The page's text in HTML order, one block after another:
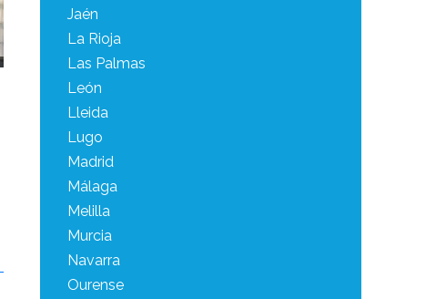
Jaén
La Rioja
Las Palmas
León
Lleida
Lugo
Madrid
Málaga
Melilla
Murcia
Navarra
Ourense